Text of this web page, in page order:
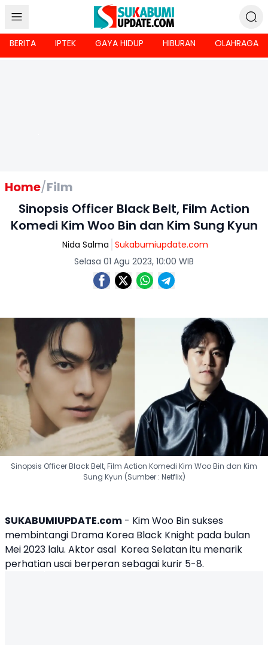
BERITA IPTEK GAYA HIDUP HIBURAN OLAHRAGA
Home/Film
Sinopsis Officer Black Belt, Film Action
Komedi Kim Woo Bin dan Kim Sung Kyun
Nida Salma Sukabumiupdate.com
Selasa 01 Agu 2023, 10:00 WIB
Sinopsis Officer Black Belt, Film Action Komedi Kim Woo Bin dan Kim
Sung Kyun (Sumber : Netflix)
SUKABUMIUPDATE.com - Kim Woo Binsukses
membintangi Drama Korea Black Knight pada bulan
Mei 2023 lalu. Aktor asal Korea Selatan itu menarik
perhatian usai berperan sebagai kurir 5-8.